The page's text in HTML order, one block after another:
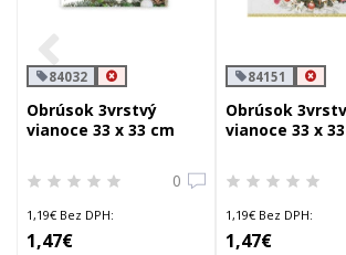
84032
Obrúsok 3vrstvý
vianoce 33 x 33 cm
0
1,19€ Bez DPH:
1,47€
84151
Obrúsok
vianoce 33 x
1,19€ Bez DPH:
1,47€